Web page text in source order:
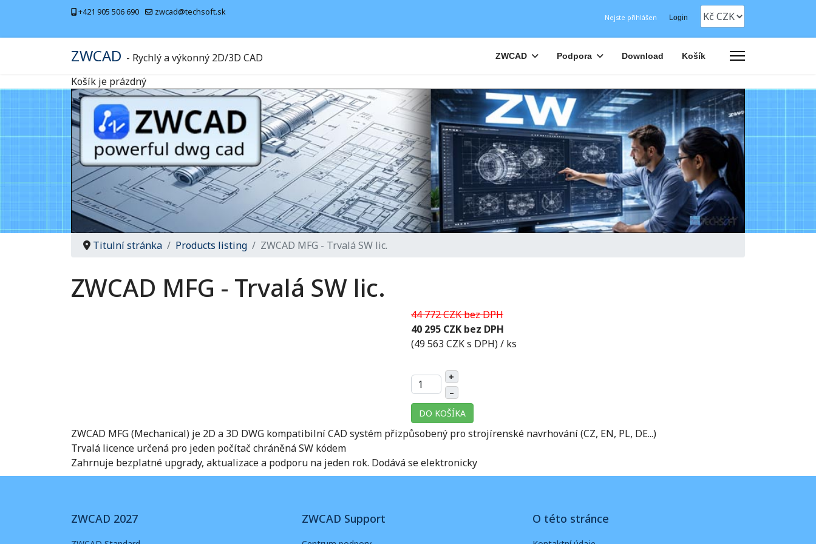
+421 905 506 690 zwcad@techsoft.sk
Nejste přihlášen Login
ZWCAD - Rychlý a výkonný 2D/3D CAD ZWCAD Podpora Download Košík
Košík je prázdný
Titulní stránka Products listing ZWCAD MFG - Trvalá SW lic.
ZWCAD MFG - Trvalá SW lic.
44 772 CZK bez DPH
40 295 CZK bez DPH
(49 563 CZK s DPH)/ ks
+
–
DO KOŠÍKA
ZWCAD MFG (Mechanical) je 2D a 3D DWG kompatibilní CAD systém přizpůsobený pro strojírenské navrhování (CZ, EN, PL, DE...)
Trvalá licence určená pro jeden počítač chráněná SW kódem
Zahrnuje bezplatné upgrady, aktualizace a podporu na jeden rok. Dodává se elektronicky
ZWCAD 2027 ZWCAD Support O této stránce